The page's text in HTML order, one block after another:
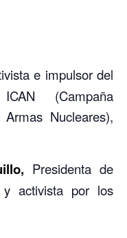
e impulsor del
(Campaña
Nucleares),
Presidenta de
y activista por los